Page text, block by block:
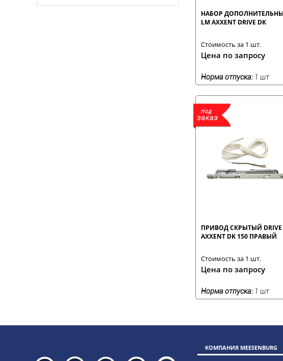
НАБОР
LM AXXENT DRIVE DK
Стоимость за 1 шт.
Цена по запросу
Норма отпуска:1 шт
ПРИВОД СКРЫТЫЙ DRIVE
AXXENT DK 150 ПРАВЫЙ
Стоимость за 1 шт.
Цена по запросу
Норма отпуска:1 шт
КОМПАНИЯ MEESENBURG